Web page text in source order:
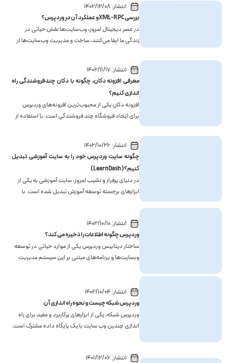
دسترسی به محتوا یکی از فاکتورهای اساسی در هر
وب‌سایت محسوب می...
انتشار:1402/12/08
بررسی XML-RPCو عملکرد آن در وردپرس؟
در عصر دیجیتال امروز، وب‌سایت‌ها نقش حیاتی در
زندگی ما ایفا می‌کنند، ساخت و مدیریت وب‌سایت‌ها از
پروژه‌های تجاری بسیار مهم است. وردپرس، یک سیستم
مدیریت محتوا چند منظوره، توانسته است تاکنون توجه
زیادی را به...
انتشار:1402/11/17
معرفی افزونه دکان، چگونه با دکان چندفروشندگی راه
اندازی کنیم؟
افزونه دکان یکی از محبوب‌ترین افزونه‌های وردپرس
برای ایجاد فروشگاه چند فروشندگی است. با استفاده از
که به چندین فروشنده اجازه می‌دهد تا محصولات خود را
به فروش برسانند.در این مقاله، به معرفی و ن...
انتشار: 1402/10/26
چگونه سایت وردپرس خود را به سایت آموزشی تبدیل
کنیم؟ ( LearnDash )
در دنیای پرفراز و نشیب امروز، سایت آموزشی به یکی از
ابزارهای برجسته توسعه آموزش تبدیل شده‌ است. با
وب‌سایت‌ها به عنوان پلتفرم‌های قدرتمند برای به
اشتراک گذاری دانش، مهارت‌ها و آموزش‌های متنوع
ایفای نقش مهمی د...
انتشار:1402/10/10
وردپرس چگونه اطلاعات را ذخیره می کند؟
ساختار دیتابیس وردپرس یکی از موارد حیاتی در توسعه
وبسایت‌ها و برنامه‌های مبتنی بر این سیستم مدیریت
محتوا است. دیتابیس وردپرس اطلاعات مربوط به
مطالب، کاربران، تنظیمات و اجزای دیگر وبسایت را ذخیره
و مدیریت می کند. در این مقاله، به بررسی ساختار
دیتابیس ...
انتشار:1402/10/04
وردپرس شبکه چیست و نحوه راه اندازی آن
وردپرس شبکه، یکی از ابزارهای پرکاربرد و مفید برای راه
اندازی چندین وب سایت با یک پایگاه داده مشترک است.
با نصب وردپرس چند سایته، می‌توانید چندین وب
به این ترتیب مدیریت وبسایت‌های خود را به سادگی...
انتشار: 1401/12/06